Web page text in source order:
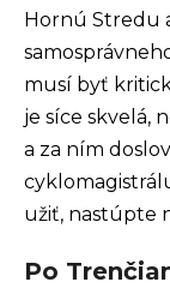
Hornú Stredu
musí byť
je síce skvelá,
a za ním
užiť, nastúpte
Po